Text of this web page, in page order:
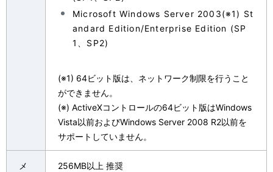
Microsoft Windows Server 2003(※1) St
andard Edition/Enterprise Edition (SP
1、SP2)
(※1) 64ビット版は、ネットワーク制限を行うこと
ができません。
(※) ActiveXコントロールの64ビット版はWindows
Vista以前およびWindows Server 2008 R2以前を
サポートしていません。
メ
256MB以上 推奨